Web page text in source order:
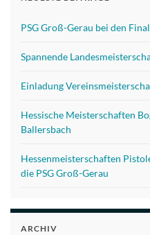
PSG Groß-Gerau bei den
Spannende
Einladung
Hessische Meisterschaften
Ballersbach
Hessenmeisterschaften
die PSG Groß-Gerau
ARCHIV